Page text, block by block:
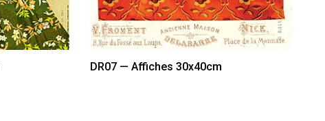
DR07 — Affiches 30x40cm